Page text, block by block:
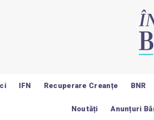
IFN Recuperare Creanțe BNR
Noutăți Anunțuri